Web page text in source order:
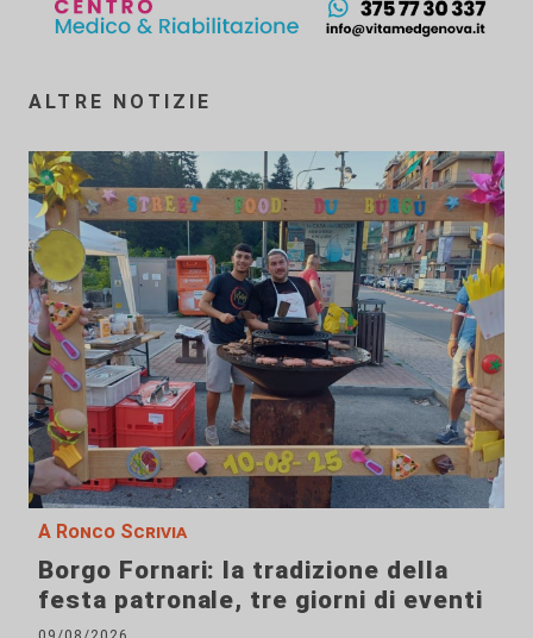
ALTRE NOTIZIE
A Ronco Scrivia
Borgo Fornari: la tradizione della
festa patronale, tre giorni di eventi